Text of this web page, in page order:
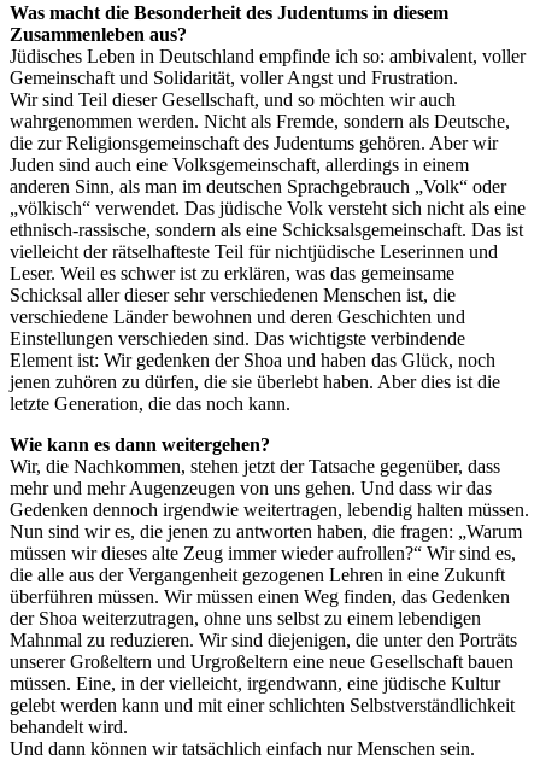
Was macht die Besonderheit des Judentums in diesem
Zusammenleben aus?
Jüdisches Leben in Deutschland empfinde ich so: ambivalent, voller
Gemeinschaft und Solidarität, voller Angst und Frustration.
Wir sind Teil dieser Gesellschaft, und so möchten wir auch
wahrgenommen werden. Nicht als Fremde, sondern als Deutsche,
die zur Religionsgemeinschaft des Judentums gehören. Aber wir
Juden sind auch eine Volksgemeinschaft, allerdings in einem
anderen Sinn, als man im deutschen Sprachgebrauch „Volk“ oder
„völkisch“ verwendet. Das jüdische Volk versteht sich nicht als eine
ethnisch-rassische, sondern als eine Schicksalsgemeinschaft. Das ist
vielleicht der rätselhafteste Teil für nichtjüdische Leserinnen und
Leser. Weil es schwer ist zu erklären, was das gemeinsame
Schicksal aller dieser sehr verschiedenen Menschen ist, die
verschiedene Länder bewohnen und deren Geschichten und
Einstellungen verschieden sind. Das wichtigste verbindende
Element ist: Wir gedenken der Shoa und haben das Glück, noch
jenen zuhören zu dürfen, die sie überlebt haben. Aber dies ist die
letzte Generation, die das noch kann.
Wie kann es dann weitergehen?
Wir, die Nachkommen, stehen jetzt der Tatsache gegenüber, dass
mehr und mehr Augenzeugen von uns gehen. Und dass wir das
Gedenken dennoch irgendwie weitertragen, lebendig halten müssen.
Nun sind wir es, die jenen zu antworten haben, die fragen: „Warum
müssen wir dieses alte Zeug immer wieder aufrollen?“ Wir sind es,
die alle aus der Vergangenheit gezogenen Lehren in eine Zukunft
überführen müssen. Wir müssen einen Weg finden, das Gedenken
der Shoa weiterzutragen, ohne uns selbst zu einem lebendigen
Mahnmal zu reduzieren. Wir sind diejenigen, die unter den Porträts
unserer Großeltern und Urgroßeltern eine neue Gesellschaft bauen
müssen. Eine, in der vielleicht, irgendwann, eine jüdische Kultur
gelebt werden kann und mit einer schlichten Selbstverständlichkeit
behandelt wird.
Und dann können wir tatsächlich einfach nur Menschen sein.